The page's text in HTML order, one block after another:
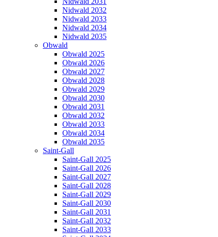
Nidwald 2032
Nidwald 2033
Nidwald 2034
Nidwald 2035
Obwald
Obwald 2025
Obwald 2026
Obwald 2027
Obwald 2028
Obwald 2029
Obwald 2030
Obwald 2031
Obwald 2032
Obwald 2033
Obwald 2034
Obwald 2035
Saint-Gall
Saint-Gall 2025
Saint-Gall 2026
Saint-Gall 2027
Saint-Gall 2028
Saint-Gall 2029
Saint-Gall 2030
Saint-Gall 2031
Saint-Gall 2032
Saint-Gall 2033